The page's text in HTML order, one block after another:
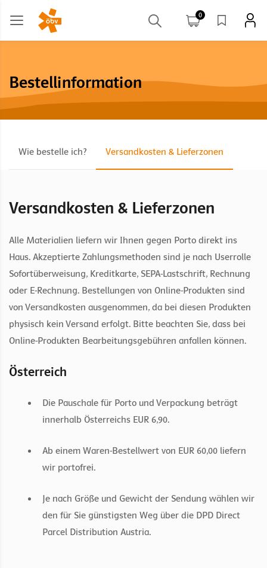
0
Bestellinformation
Wie bestelle ich? Versandkosten & Lieferzonen
Versandkosten & Lieferzonen
Alle Materialien liefern wir Ihnen gegen Porto direkt ins
Haus. Akzeptierte Zahlungsmethoden sind je nach Userrolle
Sofortüberweisung, Kreditkarte, SEPA-Lastschrift, Rechnung
oder E-Rechnung. Bestellungen von Online-Produkten sind
von Versandkosten ausgenommen, da bei diesen Produkten
physisch kein Versand erfolgt. Bitte beachten Sie, dass bei
Online-Produkten Bearbeitungsgebühren anfallen können.
Österreich
Die Pauschale für Porto und Verpackung beträgt
innerhalb Österreichs EUR 6,90.
Ab einem Waren-Bestellwert von EUR 60,00 liefern
wir portofrei.
Je nach Größe und Gewicht der Sendung wählen wir
den für Sie günstigsten Weg über die DPD Direct
Parcel Distribution Austria.